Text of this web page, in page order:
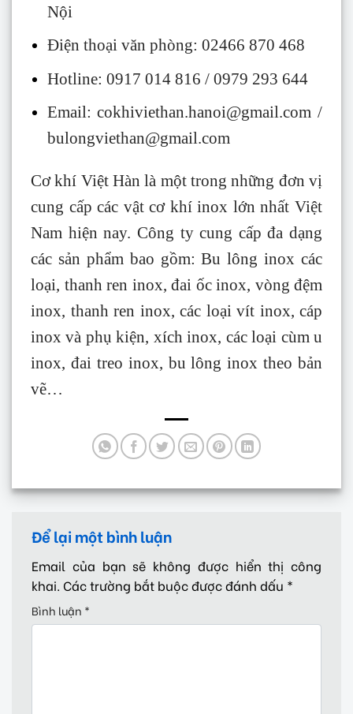
Nội
Điện thoại văn phòng: 02466 870 468
Hotline: 0917 014 816 / 0979 293 644
Email: cokhiviethan.hanoi@gmail.com /
bulongviethan@gmail.com
Cơ khí Việt Hàn là một trong những đơn vị
cung cấp các vật cơ khí inox lớn nhất Việt
Nam hiện nay. Công ty cung cấp đa dạng
các sản phẩm bao gồm: Bu lông inox các
loại, thanh ren inox, đai ốc inox, vòng đệm
inox, thanh ren inox, các loại vít inox, cáp
inox và phụ kiện, xích inox, các loại cùm u
inox, đai treo inox, bu lông inox theo bản
vẽ…
Để lại một bình luận
Email của bạn sẽ không được hiển thị công
khai. Các trường bắt buộc được đánh dấu *
Bình luận *